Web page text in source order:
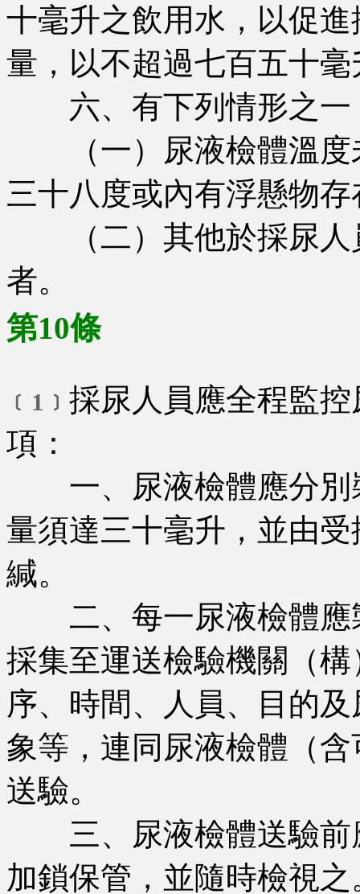
十毫升之飲用水，以促
量，以不超過七百五十
六、有下列情形之一
（一）尿液檢體溫度
三十八度或內有浮懸物
（二）其他於採尿人
者。
第10條
﹝1﹞ 採尿人員應全程監
項：
一、尿液檢體應分別
量須達三十毫升，並由
緘。
二、每一尿液檢體應
採集至運送檢驗機關（
序、時間、人員、目的
象等，連同尿液檢體（
送驗。
三、尿液檢體送驗前
加鎖保管，並隨時檢視之